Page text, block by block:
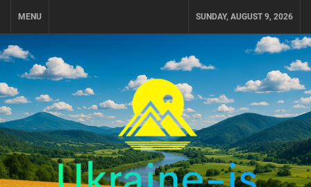
MENU SUNDAY, AUGUST 9, 2026